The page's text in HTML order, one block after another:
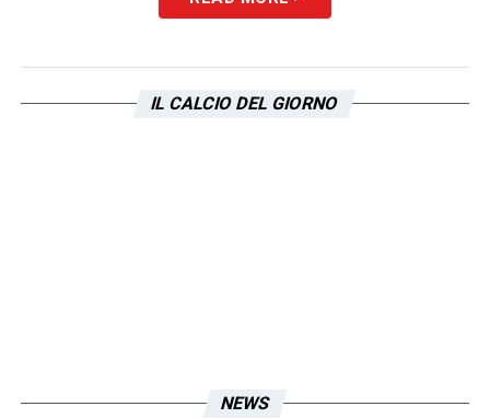
prestito con diritto di riscatto e
controriscatto a favore del club
IL CALCIO DEL GIORNO
NEWS